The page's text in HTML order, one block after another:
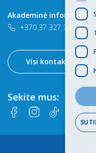
Akademinė informacija
+370 37 327 366
Visi kontaktai
Sekite mus: